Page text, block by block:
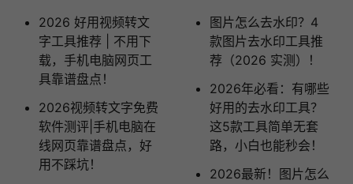
2026 好用视频转文
字工具推荐 | 不用下
载，手机电脑网页工
具靠谱盘点！
2026视频转文字免费
软件测评|手机电脑在
线网页靠谱盘点，好
用不踩坑！
图片怎么去水印？4
款图片去水印工具推
荐（2026 实测）！
2026年必看：有哪些
好用的去水印工具？
这5款工具简单无套
路，小白也能秒会！
2026最新！图片怎么